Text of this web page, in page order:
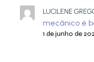
LUCILENE
mecânico é
1 de junho de